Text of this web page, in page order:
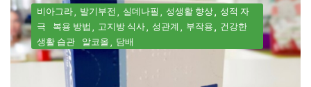
비아그라 발기부전 실데나필 성생활 향상
성적 자
극
복용 방법 고지방 식사 성관계 부작용
건강한
생활 습관
알코올 담배